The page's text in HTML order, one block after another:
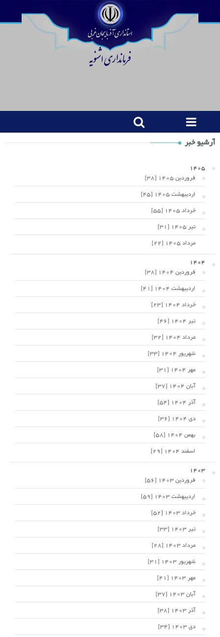
Shop
Category
Widget
آرشیو خبر
1405
فروردین 1405 [38]
اردیبهشت 1405 [45]
خرداد 1405 [55]
تیر 1405 [31]
مرداد 1405 [22]
1404
فروردین 1404 [38]
اردیبهشت 1404 [41]
خرداد 1404 [23]
تیر 1404 [46]
مرداد 1404 [32]
شهریور 1404 [33]
مهر 1404 [31]
آبان 1404 [37]
آذر 1404 [54]
دی 1404 [36]
بهمن 1404 [58]
اسفند 1404 [29]
1403
فروردین 1403 [56]
اردیبهشت 1403 [59]
خرداد 1403 [52]
تیر 1403 [33]
مرداد 1403 [28]
شهریور 1403 [31]
مهر 1403 [41]
آبان 1403 [37]
آذر 1403 [38]
دی 1403 [34]